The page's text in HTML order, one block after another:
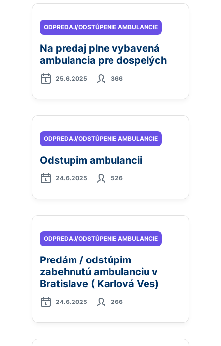
ODPREDAJ/ODSTÚPENIE AMBULANCIE
Na predaj plne vybavená
ambulancia pre dospelých
25.6.2025 366
ODPREDAJ/ODSTÚPENIE AMBULANCIE
Odstupim ambulancii
24.6.2025 526
ODPREDAJ/ODSTÚPENIE AMBULANCIE
Predám / odstúpim
zabehnutú ambulanciu v
Bratislave ( Karlová Ves)
24.6.2025 266